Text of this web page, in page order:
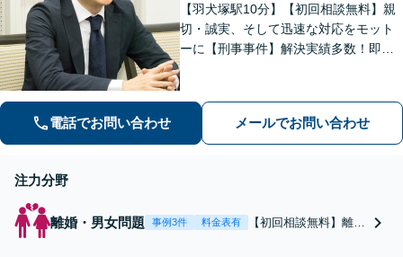
【羽犬塚駅10分】【初回相談無料】親
切・誠実、そして迅速な対応をモット
ーに【刑事事件】解決実績多数！即時
選択肢と法的権利を明確にし、納得の
いく決断ができるよう支援いたします
電話でお問い合わせ メールでお問い合わせ
注力分野
離婚・男女問題 事例3件 料金表有
【初回相談無料】離婚